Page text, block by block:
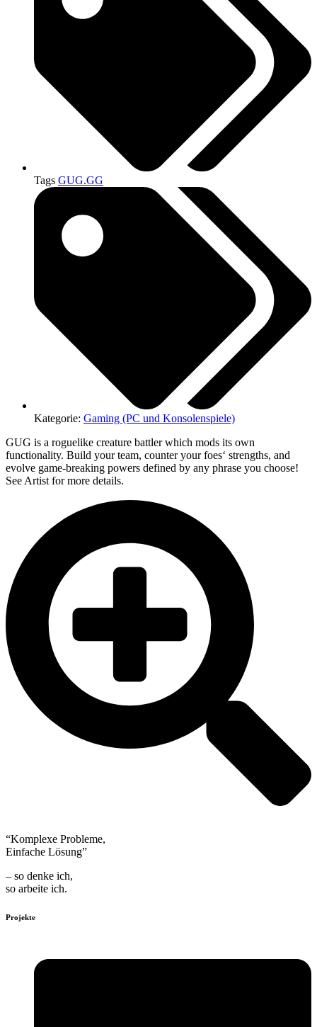
Tags GUG.GG
Kategorie: Gaming (PC und Konsolenspiele)
GUG is a roguelike creature battler which mods its own
functionality. Build your team, counter your foes‘ strengths, and
evolve game-breaking powers defined by any phrase you choose!
See Artist for more details.
“Komplexe Probleme,
Einfache Lösung”
– so denke ich,
so arbeite ich.
Projekte